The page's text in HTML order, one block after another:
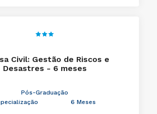
Civil: Gestão de Riscos e
Desastres - 6 meses
Pós-Graduação
6 Meses